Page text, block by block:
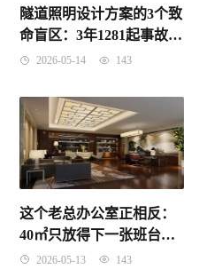
隧道照明设计方案的3个致
命盲区：3年1281起事故敲
响警钟
2026-05-14 143
这个老总办公室正相反：
40㎡只放得下一张班台，
来个人都没地方坐
2026-05-13 143